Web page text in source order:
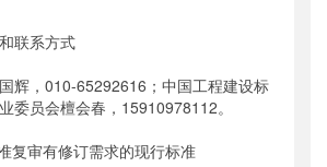
联系方式
，010-65292616；中国工程建设标
委员会檀会春，15910978112。
审有修订需求的现行标准